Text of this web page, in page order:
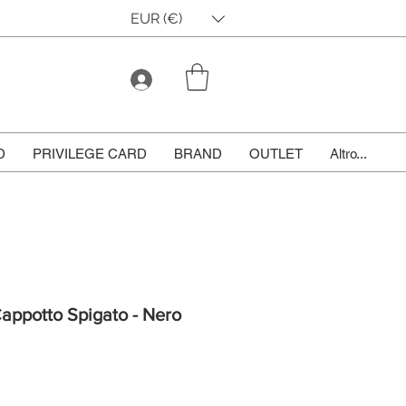
EUR (€)
PRIVILEGE CARD BRAND OUTLET Altro...
Spigato - Nero